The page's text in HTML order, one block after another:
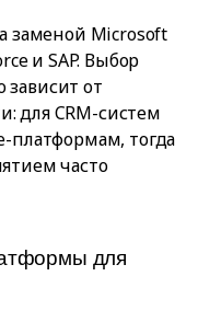
заменой Microsoft
и SAP. Выбор
от
для CRM-систем
платформам, тогда
часто
для